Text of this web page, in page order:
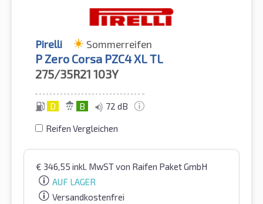
Pirelli Sommerreifen
P Zero Corsa PZC4 XL TL
275/35R21 103Y
D B 72 dB
Reifen Vergleichen
€ 346,55 inkl. MwSTvon Raifen Paket GmbH
AUF LAGER
Versandkostenfrei